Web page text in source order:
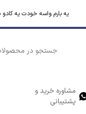
یه بارم واسه خودت یه
مشاوره خرید و
پشتیبانی